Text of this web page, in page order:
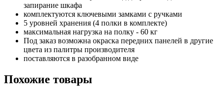
запирание шкафа
комплектуются ключевыми замками с ручками
5 уровней хранения (4 полки в комплекте)
максимальная нагрузка на полку - 60 кг
Под заказ возможна окраска передних панелей в другие
цвета из палитры производителя
поставляются в разобранном виде
Похожие товары